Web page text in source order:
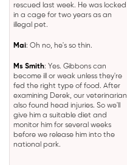
rescued last week. He was locked
in a cage for two years as an
illegal pet.
Mai: Oh no, he's so thin.
Ms Smith: Yes. Gibbons can
become ill or weak unless they're
fed the right type of food. After
examining Derek, our veterinarian
also found head injuries. So we'll
give him a suitable diet and
monitor him for several weeks
before we release him into the
national park.